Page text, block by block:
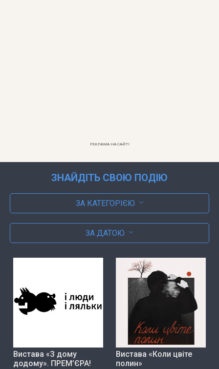
РЕКЛАМА НА САЙТІ
ЗНАЙДІТЬ СВОЮ ПОДІЮ
ЗА КАТЕГОРІЄЮ
ЗА ДАТОЮ
Вистава «З дому
додому». ПРЕМ’ЄРА!
Вистава «Коли цвіте
полин»